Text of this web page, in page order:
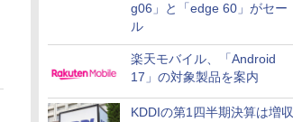
g06」と「edge 60」がセー
ル
楽天モバイル、「Android
17」の対象製品を案内
KDDIの第1四半期決算は増収